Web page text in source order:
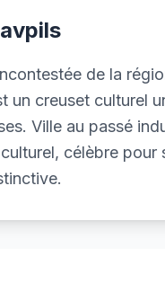
de la
un creuset culturel
Ville au passé
célèbre pour